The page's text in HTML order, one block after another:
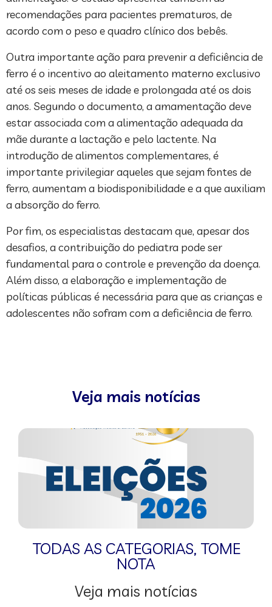
recomendações para pacientes prematuros, de
acordo com o peso e quadro clínico dos bebês.
Outra importante ação para prevenir a deficiência de
ferro é o incentivo ao aleitamento materno exclusivo
até os seis meses de idade e prolongada até os dois
anos. Segundo o documento, a amamentação deve
estar associada com a alimentação adequada da
mãe durante a lactação e pelo lactente. Na
introdução de alimentos complementares, é
importante privilegiar aqueles que sejam fontes de
ferro, aumentam a biodisponibilidade e a que auxiliam
a absorção do ferro.
Por fim, os especialistas destacam que, apesar dos
desafios, a contribuição do pediatra pode ser
fundamental para o controle e prevenção da doença.
Além disso, a elaboração e implementação de
políticas públicas é necessária para que as crianças e
adolescentes não sofram com a deficiência de ferro.
Veja mais notícias
TODAS AS CATEGORIAS, TOME
NOTA
Veja mais notícias